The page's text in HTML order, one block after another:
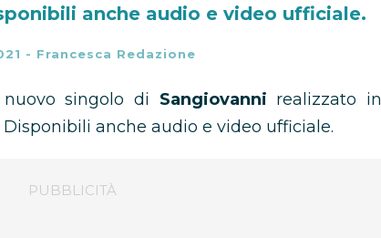
anche audio e video ufficiale.
- Francesca Redazione
singolo di Sangiovanni realizzato in
Disponibili anche audio e video ufficiale.